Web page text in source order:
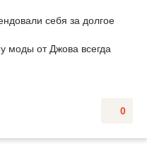
себя за долгое
моды от Джова всегда
0